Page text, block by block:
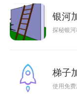
银河
探秘银
梯子
使用免